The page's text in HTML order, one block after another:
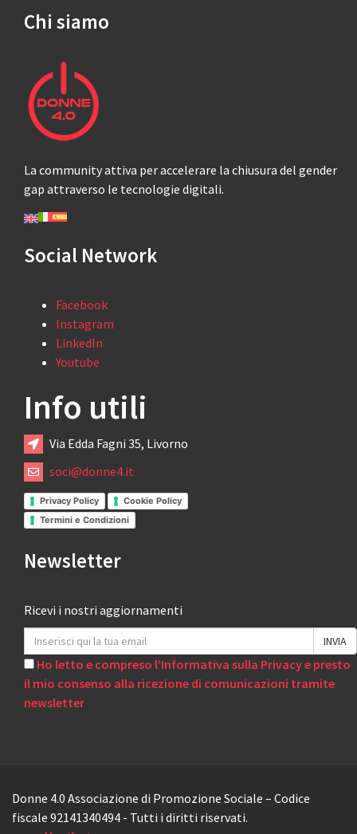
Chi siamo
La community attiva per accelerare la chiusura del gender
gap attraverso le tecnologie digitali.
Social Network
Facebook
Instagram
LinkedIn
Youtube
Info utili
Via Edda Fagni 35, Livorno
soci@donne4.it
Privacy Policy
Cookie Policy
Termini e Condizioni
Newsletter
Ricevi i nostri aggiornamenti
Ho letto e compreso l’Informativa sulla Privacy e presto
il mio consenso alla ricezione di comunicazioni tramite
newsletter
Donne 4.0 Associazione di Promozione Sociale – Codice
fiscale 92141340494 - Tutti i diritti riservati.